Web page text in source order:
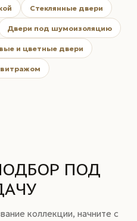
Стеклянные двери
Двери под шумоизоляцию
и цветные двери
ПОД
коллекции, начните с